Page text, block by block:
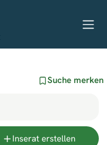
Suche merken
Inserat erstellen